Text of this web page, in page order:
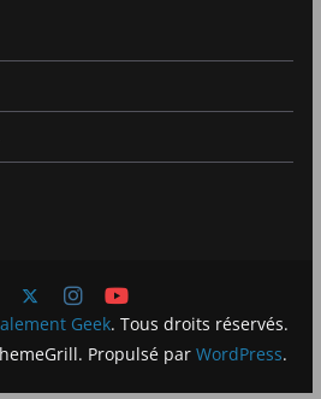
Geek. Tous droits réservés.
Propulsé parWordPress.